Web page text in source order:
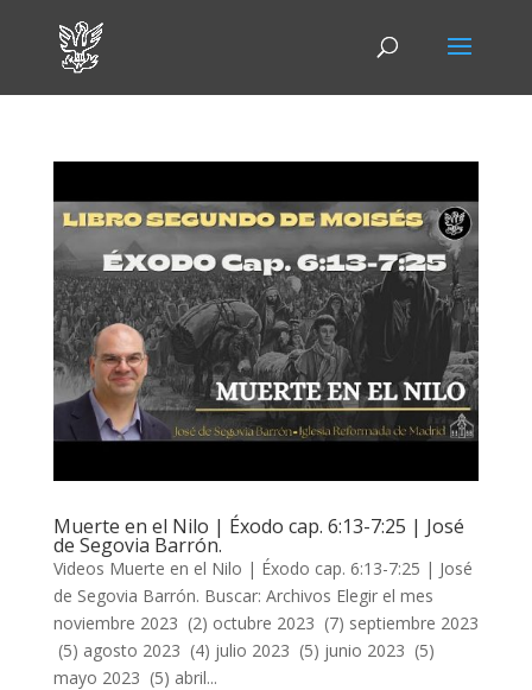
Muerte en el Nilo | Éxodo cap. 6:13-7:25 | José
de Segovia Barrón.
Videos Muerte en el Nilo | Éxodo cap. 6:13-7:25 | José
de Segovia Barrón. Buscar: Archivos Elegir el mes
noviembre 2023 (2) octubre 2023 (7) septiembre 2023
(5) agosto 2023 (4) julio 2023 (5) junio 2023 (5)
mayo 2023 (5) abril...